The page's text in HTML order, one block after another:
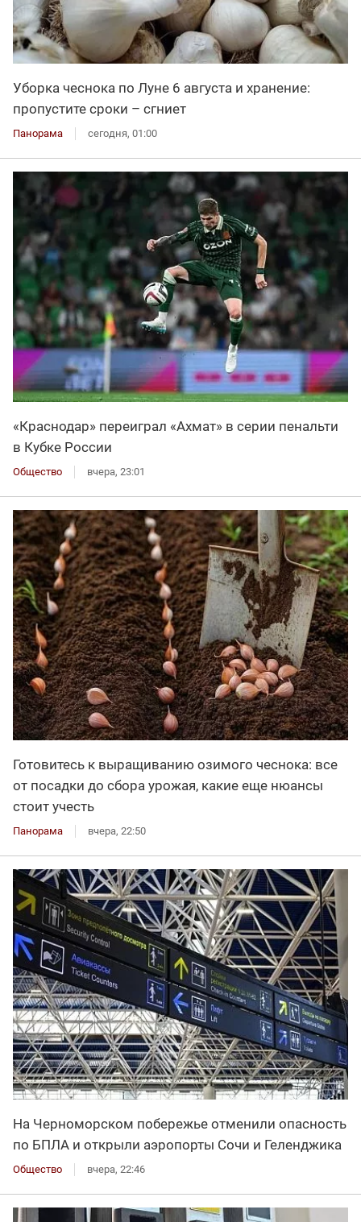
Уборка чеснока по Луне 6 августа и хранение:
пропустите сроки – сгниет
Панорама сегодня, 01:00
«Краснодар» переиграл «Ахмат» в серии пенальти
в Кубке России
Общество вчера, 23:01
Готовитесь к выращиванию озимого чеснока: все
от посадки до сбора урожая, какие еще нюансы
стоит учесть
Панорама вчера, 22:50
На Черноморском побережье отменили опасность
по БПЛА и открыли аэропорты Сочи и Геленджика
Общество вчера, 22:46